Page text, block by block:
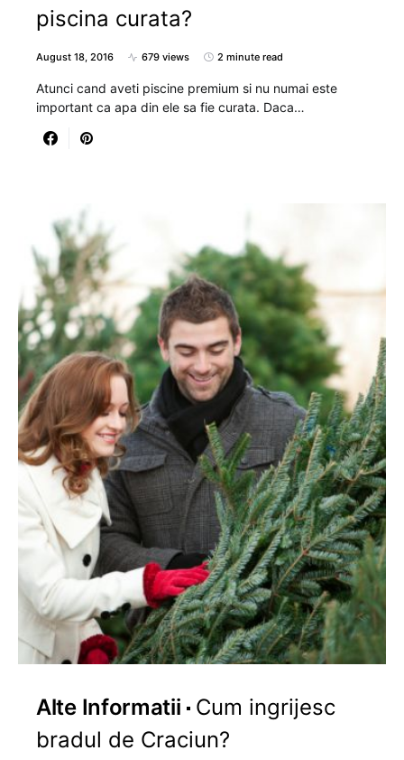
piscina curata?
August 18, 2016 679 views 2 minute read
Atunci cand aveti piscine premium si nu numai este
important ca apa din ele sa fie curata. Daca…
Alte Informatii
Cum ingrijesc
bradul de Craciun?